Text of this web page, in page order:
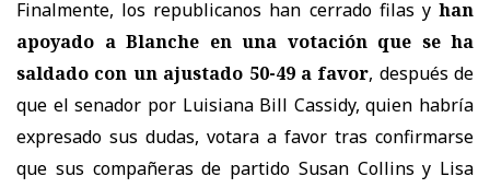
Finalmente, los republicanos han cerrado filas y han
apoyado a Blanche en una votación que se ha
saldado con un ajustado 50-49 a favor, después de
que el senador por Luisiana Bill Cassidy, quien habría
expresado sus dudas, votara a favor tras confirmarse
que sus compañeras de partido Susan Collins y Lisa